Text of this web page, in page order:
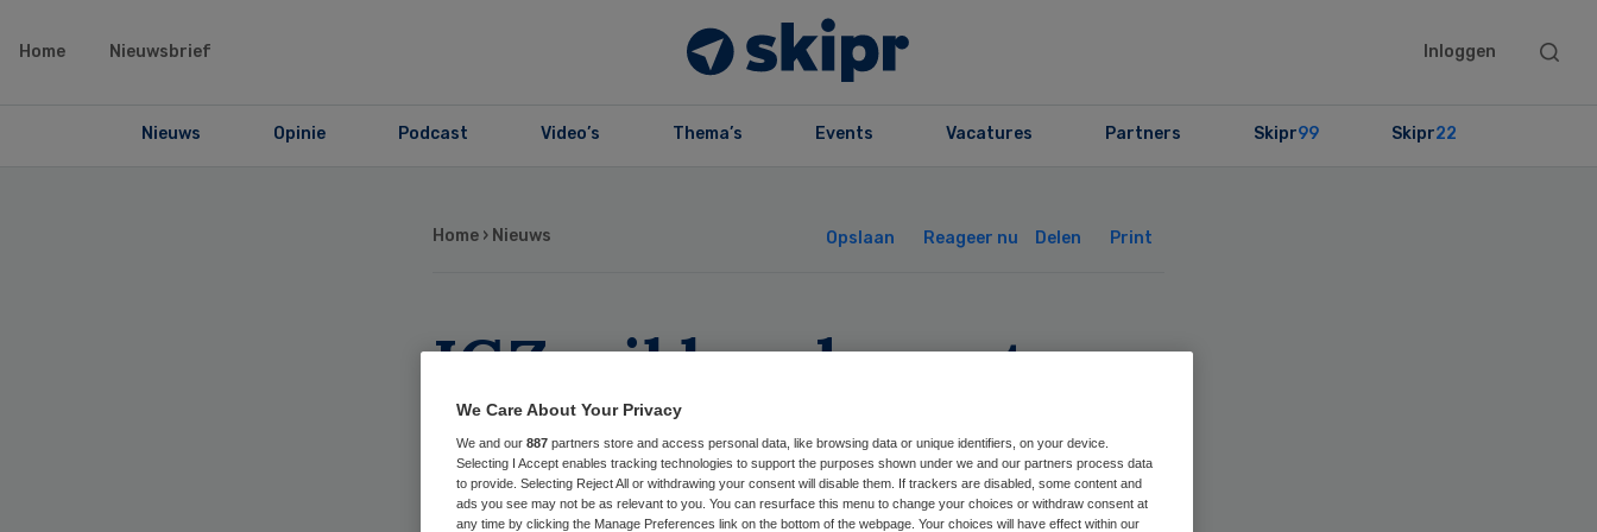
Home Nieuwsbrief Inloggen
Search
Nieuws Opinie Podcast Video’s Thema’s Events Vacatures Partners Skipr99 Skipr22
Home › Nieuws Opslaan Reageer nu Delen Print
IGZ wil banden artsen
en farmaceuten
openbaar
We Care About Your Privacy
We and our 887 partners store and access personal data, like browsing data or unique identifiers, on your device.
Selecting I Accept enables tracking technologies to support the purposes shown under we and our partners process data
to provide. Selecting Reject All or withdrawing your consent will disable them. If trackers are disabled, some content and
ads you see may not be as relevant to you. You can resurface this menu to change your choices or withdraw consent at
any time by clicking the Manage Preferences link on the bottom of the webpage. Your choices will have effect within our